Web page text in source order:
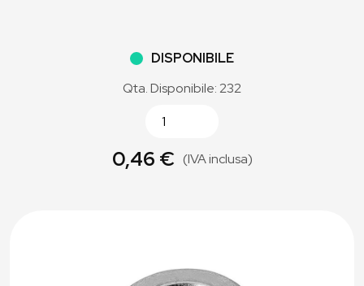
DISPONIBILE
Qta. Disponibile: 232
0,46 € (IVA inclusa)